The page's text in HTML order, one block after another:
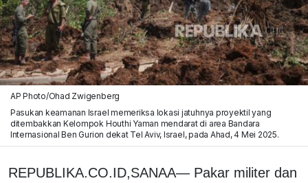
AP Photo/Ohad Zwigenberg
Pasukan keamanan Israel memeriksa lokasi jatuhnya proyektil yang
ditembakkan Kelompok Houthi Yaman mendarat di area Bandara
Internasional Ben Gurion dekat Tel Aviv, Israel, pada Ahad, 4 Mei 2025.
REPUBLIKA.CO.ID,SANAA— Pakar militer dan